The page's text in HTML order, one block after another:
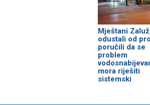
Mještani
odustali od
poručili da se
problem
mora riješiti
sistemski